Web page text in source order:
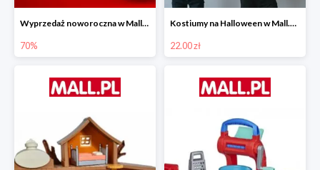
Wyprzedaż noworoczna w Mall.pl do -70%
70%
Kostiumy na Halloween w Mall.pl od 22 zł
22.00 zł